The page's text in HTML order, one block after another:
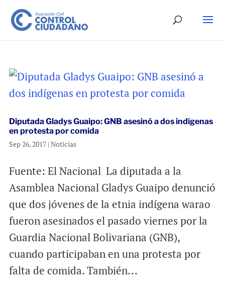
Diputada Gladys Guaipo: GNB asesinó a dos indígenas
en protesta por comida
Sep 26, 2017| Noticias
Fuente: El Nacional La diputada a la
Asamblea Nacional Gladys Guaipo denunció
que dos jóvenes de la etnia indígena warao
fueron asesinados el pasado viernes por la
Guardia Nacional Bolivariana (GNB),
cuando participaban en una protesta por
falta de comida. También...